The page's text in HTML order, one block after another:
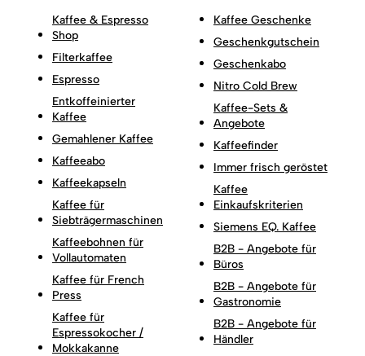
Kaffee & Espresso
Shop
Filterkaffee
Espresso
Entkoffeinierter
Kaffee
Gemahlener Kaffee
Kaffeeabo
Kaffeekapseln
Kaffee für
Siebträgermaschinen
Kaffeebohnen für
Vollautomaten
Kaffee für French
Press
Kaffee für
Espressokocher /
Mokkakanne
Kaffee Geschenke
Geschenkgutschein
Geschenkabo
Nitro Cold Brew
Kaffee-Sets &
Angebote
Kaffeefinder
Immer frisch geröstet
Kaffee
Einkaufskriterien
Siemens EQ. Kaffee
B2B - Angebote für
Büros
B2B - Angebote für
Gastronomie
B2B - Angebote für
Händler